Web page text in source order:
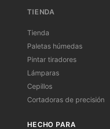
TIENDA
Tienda
Paletas húmedas
Pintar tiradores
Lámparas
Cepillos
Cortadoras de precisión
HECHO PARA